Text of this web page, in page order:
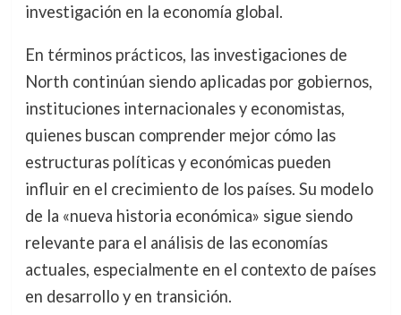
investigación en la economía global.
En términos prácticos, las investigaciones de
North continúan siendo aplicadas por gobiernos,
instituciones internacionales y economistas,
quienes buscan comprender mejor cómo las
estructuras políticas y económicas pueden
influir en el crecimiento de los países. Su modelo
de la «nueva historia económica» sigue siendo
relevante para el análisis de las economías
actuales, especialmente en el contexto de países
en desarrollo y en transición.